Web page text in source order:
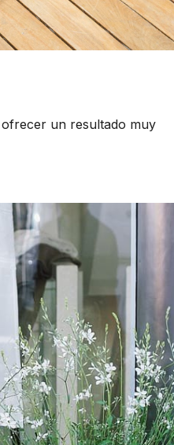
un resultado muy